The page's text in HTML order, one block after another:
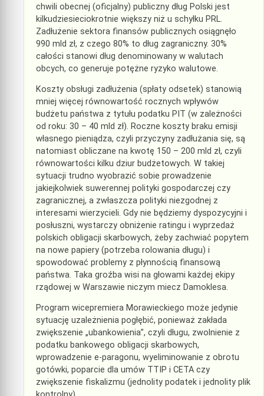
chwili obecnej (oficjalny) publiczny dług Polski jest
kilkudziesieciokrotnie większy niż u schyłku PRL.
Zadłużenie sektora finansów publicznych osiągnęło
990 mld zł, z czego 80% to dług zagraniczny. 30%
całości stanowi dług denominowany w walutach
obcych, co generuje potężne ryzyko walutowe.
Koszty obsługi zadłużenia (spłaty odsetek) stanowią
mniej więcej równowartość rocznych wpływów
budżetu państwa z tytułu podatku PIT (w zależności
od roku: 30 – 40 mld zł). Roczne koszty braku emisji
własnego pieniądza, czyli przyczyny zadłużania się, są
natomiast obliczane na kwotę 150 – 200 mld zł, czyli
równowartości kilku dziur budżetowych. W takiej
sytuacji trudno wyobrazić sobie prowadzenie
jakiejkolwiek suwerennej polityki gospodarczej czy
zagranicznej, a zwłaszcza polityki niezgodnej z
interesami wierzycieli. Gdy nie będziemy dyspozycyjni i
posłuszni, wystarczy obniżenie ratingu i wyprzedaż
polskich obligacji skarbowych, żeby zachwiać popytem
na nowe papiery (potrzeba rolowania długu) i
spowodować problemy z płynnością finansową
państwa. Taka groźba wisi na głowami każdej ekipy
rządowej w Warszawie niczym miecz Damoklesa.
Program wicepremiera Morawieckiego może jedynie
sytuację uzależnienia pogłębić, ponieważ zakłada
zwiększenie „ubankowienia”, czyli długu, zwolnienie z
podatku bankowego obligacji skarbowych,
wprowadzenie e-paragonu, wyeliminowanie z obrotu
gotówki, poparcie dla umów TTIP i CETA czy
zwiększenie fiskalizmu (jednolity podatek i jednolity plik